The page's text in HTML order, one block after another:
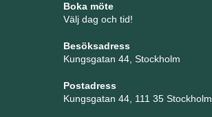
Boka möte
Välj dag och tid!
Besöksadress
Kungsgatan 44, Stockholm
Postadress
Kungsgatan 44, 111 35 Stockholm